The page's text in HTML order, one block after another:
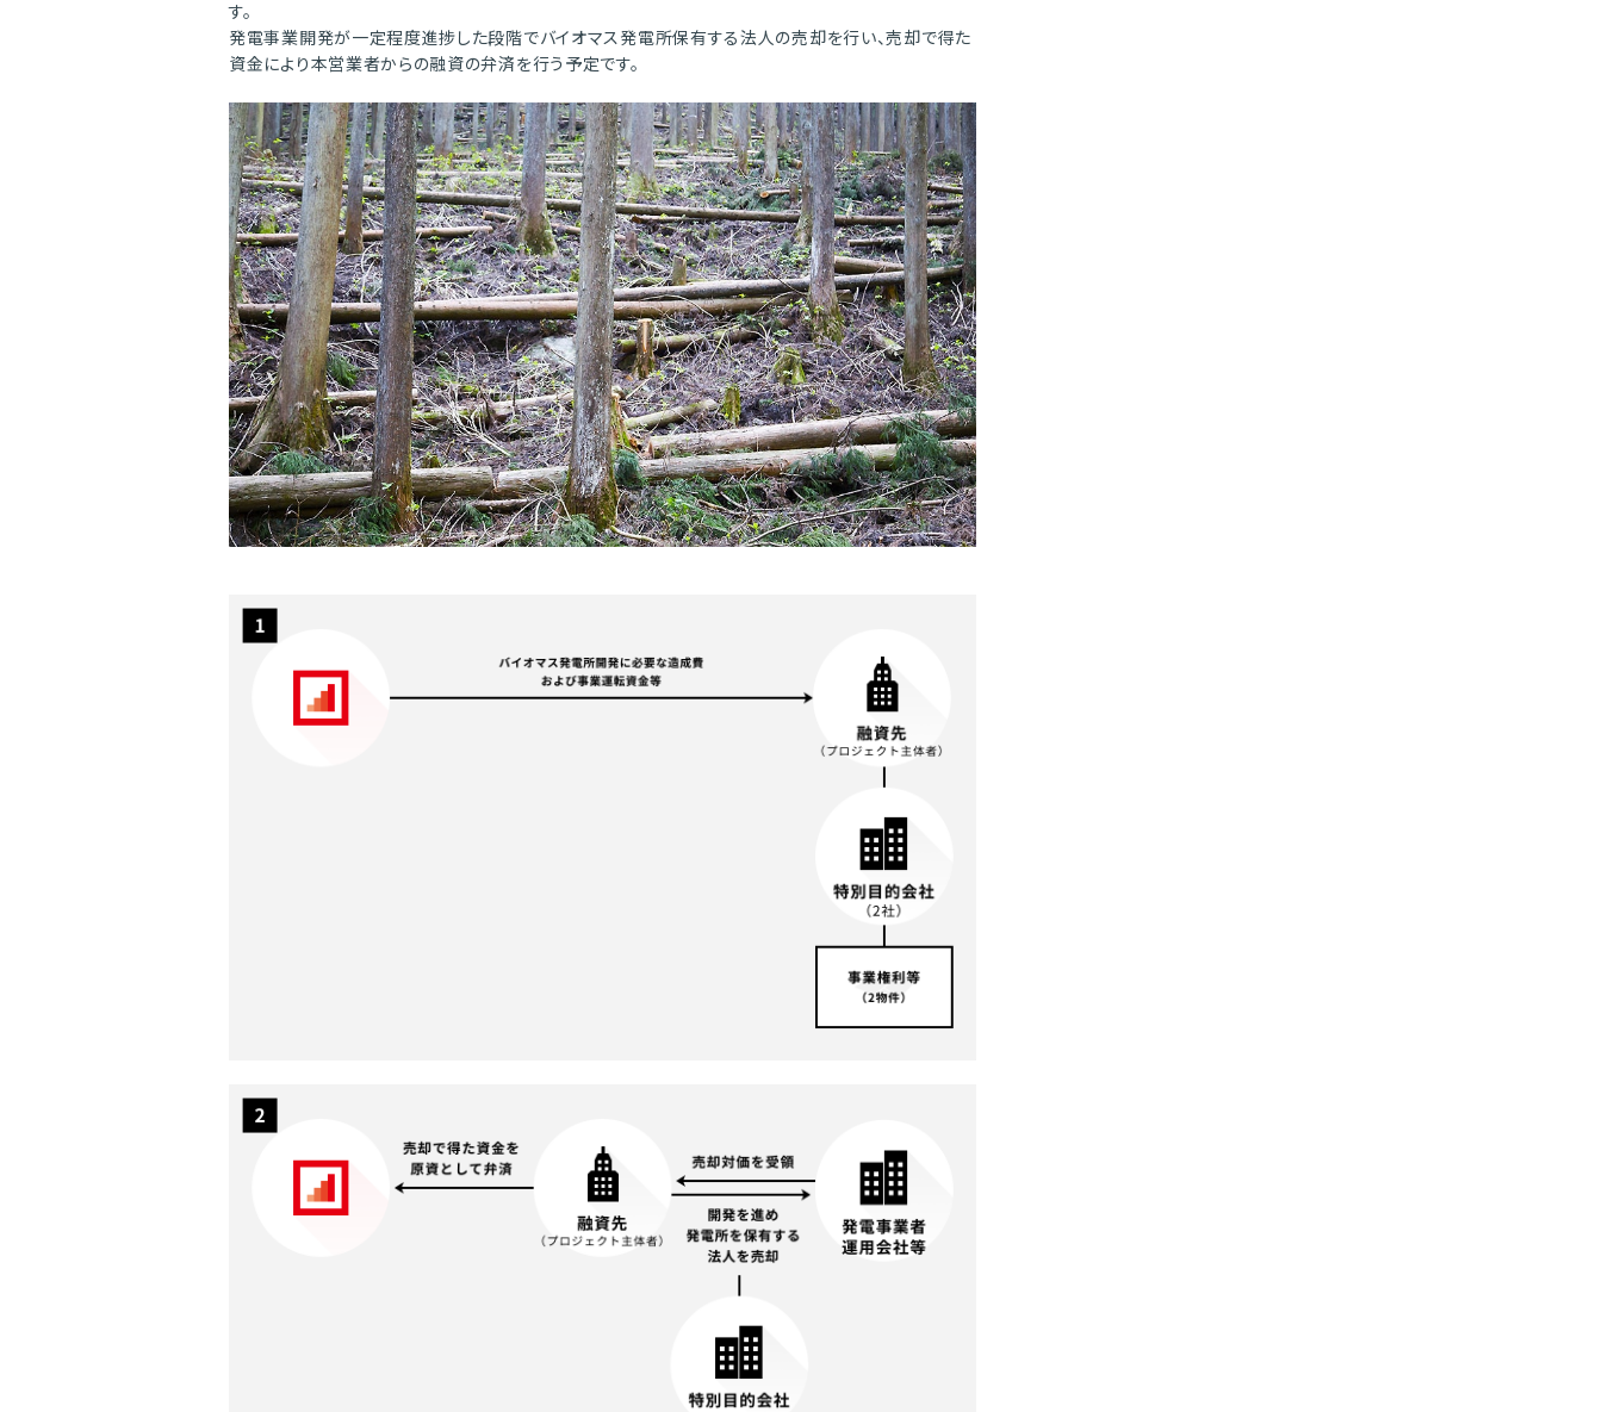
す。
発電事業開発が一定程度進捗した段階でバイオマス発電所保有する法人の売却を行い、売却で得た
資金により本営業者からの融資の弁済を行う予定です。